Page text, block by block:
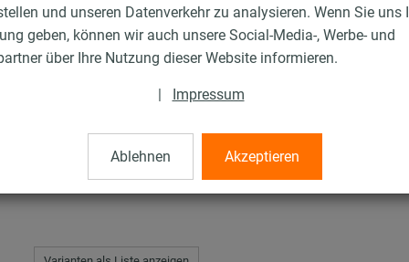
und unseren Datenverkehr zu analysieren. Wenn Sie uns
geben, können wir auch unsere Social-Media-, Werbe- und
über Ihre Nutzung dieser Website informieren.
| Impressum
Ablehnen Akzeptieren
Verstärkungsstreben